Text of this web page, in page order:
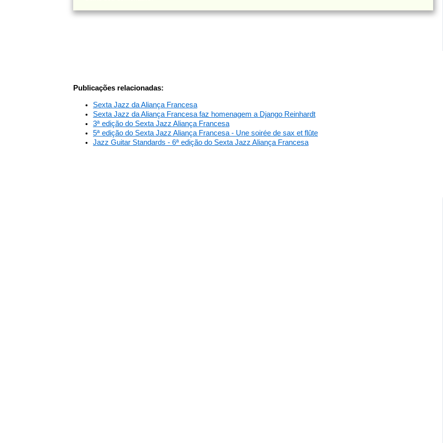
Publicações relacionadas:
Sexta Jazz da Aliança Francesa
Sexta Jazz da Aliança Francesa faz homenagem a Django Reinhardt
3ª edição do Sexta Jazz Aliança Francesa
5ª edição do Sexta Jazz Aliança Francesa - Une soirée de sax et flûte
Jazz Guitar Standards - 6ª edição do Sexta Jazz Aliança Francesa